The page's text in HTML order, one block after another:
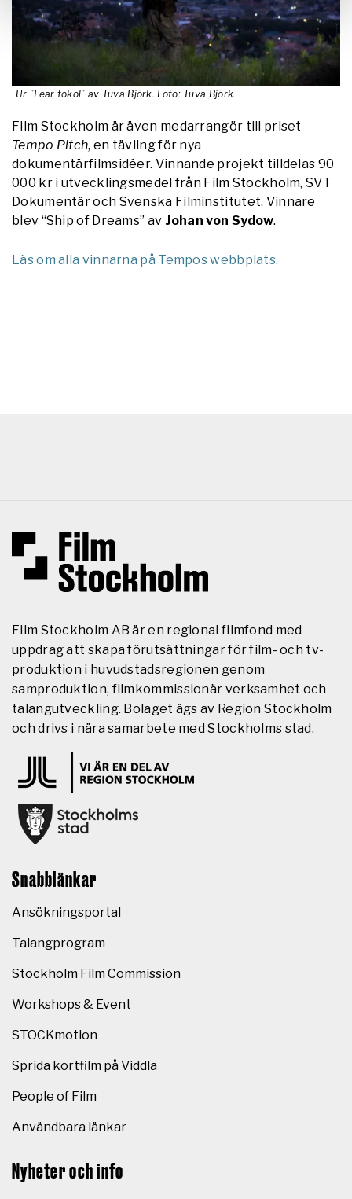
Ur ”Fear fokol” av Tuva Björk. Foto: Tuva Björk.
Film Stockholm är även medarrangör till priset
Tempo Pitch, en tävling för nya
dokumentärfilmsidéer. Vinnande projekt tilldelas 90
000 kr i utvecklingsmedel från Film Stockholm, SVT
Dokumentär och Svenska Filminstitutet. Vinnare
blev “Ship of Dreams” av Johan von Sydow.
Läs om alla vinnarna på Tempos webbplats.
Film Stockholm AB är en regional filmfond med
uppdrag att skapa förutsättningar för film- och tv-
produktion i huvudstadsregionen genom
samproduktion, filmkommissionär verksamhet och
talangutveckling. Bolaget ägs av Region Stockholm
och drivs i nära samarbete med Stockholms stad.
Snabblänkar
Ansökningsportal
Talangprogram
Stockholm Film Commission
Workshops & Event
STOCKmotion
Sprida kortfilm på Viddla
People of Film
Användbara länkar
Nyheter och info